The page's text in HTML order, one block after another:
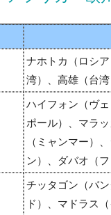
ナホトカ（ロシ
湾）、高雄（台
ハイフォン（ヴ
ポール）、マラ
（ミャンマー）
ン）、ダバオ（
チッタゴン（バ
ド）、マドラス